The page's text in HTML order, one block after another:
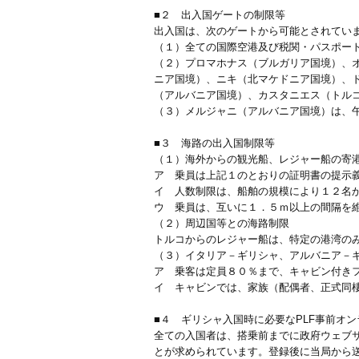
■２ 出入国ゲートの制限等
出入国は、次のゲートから可能とされてい
（１）全ての国際空港及び税関・パスポ
（２）プロマホナス（ブルガリア国境）
ニア国境）、ニキ（北マケドニア国境）、
（アルバニア国境）、カスタニエス（ト
（３）メルジャニ（アルバニア国境）は
■３ 海路の出入国制限等
（１）海外からの観光船、レジャー船の寄
ア 乗員は上記１のとおりの証明書の提示
イ 人数制限は、船舶の規模により１２名
ウ 乗員は、互いに１．５ｍ以上の間隔を
（２）周辺国等との海路制限
トルコからのレジャー船は、特定の港湾の
（３）イタリア－ギリシャ、アルバニア
ア 乗客は定員８０％まで、キャビン付き
イ キャビンでは、家族（配偶者、正式同
■４ ギリシャ入国時に必要なPLF事前オン
全ての入国者は、搭乗前までに政府ウェブ
とが求められています。登録後に当局か